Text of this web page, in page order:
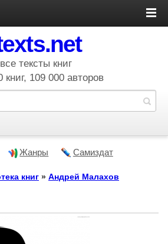
все тексты книг
книг, 109 000 авторов
Жанры Самиздат
книг » Андрей Малахов